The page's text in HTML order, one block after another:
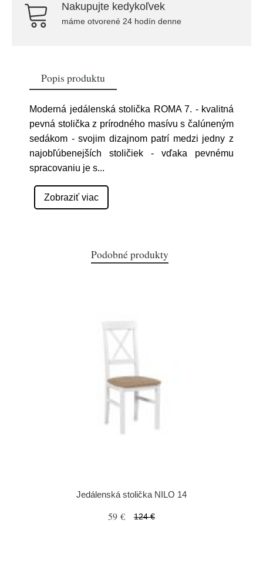
Nakupujte kedykoľvek
máme otvorené 24 hodín denne
Popis produktu
Moderná jedálenská stolička ROMA 7. - kvalitná
pevná stolička z prírodného masívu s čalúneným
sedákom - svojim dizajnom patrí medzi jedny z
najobľúbenejších stoličiek - vďaka pevnému
spracovaniu je s...
Zobraziť viac
Podobné produkty
Jedálenská stolička NILO 14
59 € 124 €